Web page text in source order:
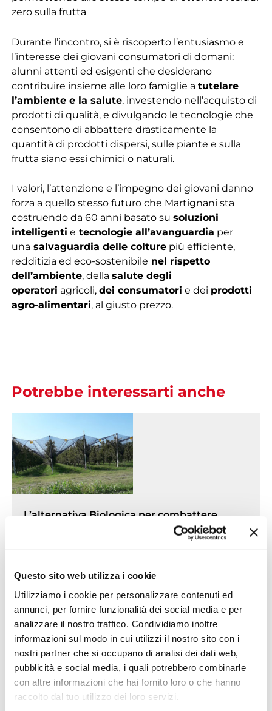
Questo sito web utilizza i cookie
Utilizziamo i cookie per personalizzare contenuti ed
annunci, per fornire funzionalità dei social media e per
analizzare il nostro traffico. Condividiamo inoltre
informazioni sul modo in cui utilizzi il nostro sito con i
nostri partner che si occupano di analisi dei dati web,
pubblicità e social media, i quali potrebbero combinarle
con altre informazioni che hai fornito loro o che hanno
raccolto dal tuo utilizzo dei loro servizi.
zero sulla frutta
Durante l’incontro, si è riscoperto l’entusiasmo e
l’interesse dei giovani consumatori di domani:
alunni attenti ed esigenti che desiderano
contribuire insieme alle loro famiglie a tutelare
l’ambiente e la salute, investendo nell’acquisto di
prodotti di qualità, e divulgando le tecnologie che
consentono di abbattere drasticamente la
quantità di prodotti dispersi, sulle piante e sulla
frutta siano essi chimici o naturali.
I valori, l’attenzione e l’impegno dei giovani danno
forza a quello stesso futuro che Martignani sta
costruendo da 60 anni basato su soluzioni
intelligenti e tecnologie all’avanguardia per
una salvaguardia delle colturepiù efficiente,
redditizia ed eco-sostenibile nel rispetto
dell’ambiente, della salute degli
operatori agricoli, dei consumatori e dei prodotti
agro-alimentari, al giusto prezzo.
Potrebbe interessarti anche
L’alternativa Biologica per combattere
Marco Padoin: 9 trattamenti contro 13/14 e
30% in meno di prodotto